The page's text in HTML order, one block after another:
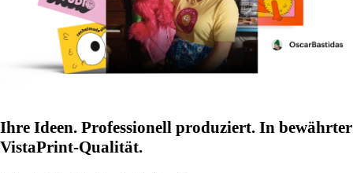
Ihre Ideen. Professionell produziert. In bewährter
VistaPrint-Qualität.